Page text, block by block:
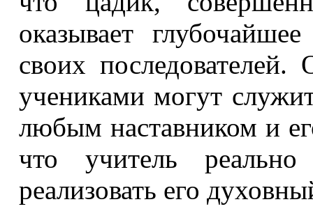
оказывает
своих
учениками могут
любым наставником и
что учитель
реализовать его